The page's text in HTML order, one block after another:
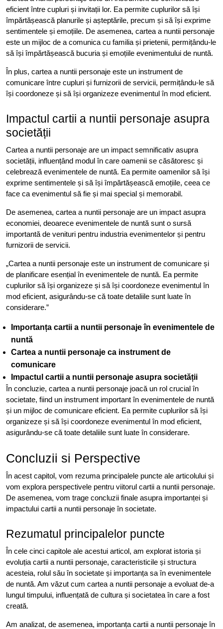
eficient între cupluri și invitații lor. Ea permite cuplurilor să își
împărtășească planurile și așteptările, precum și să își exprime
sentimentele și emoțiile. De asemenea, cartea a nuntii personaje
este un mijloc de a comunica cu familia și prietenii, permițându-le
să își împărtășească bucuria și emoțiile evenimentului de nuntă.
În plus, cartea a nuntii personaje este un instrument de
comunicare între cupluri și furnizorii de servicii, permițându-le să
își coordoneze și să își organizeze evenimentul în mod eficient.
Impactul cartii a nuntii personaje asupra
societății
Cartea a nuntii personaje are un impact semnificativ asupra
societății, influențând modul în care oamenii se căsătoresc și
celebrează evenimentele de nuntă. Ea permite oamenilor să își
exprime sentimentele și să își împărtășească emoțiile, ceea ce
face ca evenimentul să fie și mai special și memorabil.
De asemenea, cartea a nuntii personaje are un impact asupra
economiei, deoarece evenimentele de nuntă sunt o sursă
importantă de venituri pentru industria evenimentelor și pentru
furnizorii de servicii.
„Cartea a nuntii personaje este un instrument de comunicare și
de planificare esențial în evenimentele de nuntă. Ea permite
cuplurilor să își organizeze și să își coordoneze evenimentul în
mod eficient, asigurându-se că toate detaliile sunt luate în
considerare.”
Importanța cartii a nuntii personaje în evenimentele de
nuntă
Cartea a nuntii personaje ca instrument de
comunicare
Impactul cartii a nuntii personaje asupra societății
În concluzie, cartea a nuntii personaje joacă un rol crucial în
societate, fiind un instrument important în evenimentele de nuntă
și un mijloc de comunicare eficient. Ea permite cuplurilor să își
organizeze și să își coordoneze evenimentul în mod eficient,
asigurându-se că toate detaliile sunt luate în considerare.
Concluzii si Perspective
În acest capitol, vom rezuma principalele puncte ale articolului și
vom explora perspectivele pentru viitorul cartii a nuntii personaje.
De asemenea, vom trage concluzii finale asupra importanței și
impactului cartii a nuntii personaje în societate.
Rezumatul principalelor puncte
În cele cinci capitole ale acestui articol, am explorat istoria și
evoluția cartii a nuntii personaje, caracteristicile și structura
acesteia, rolul său în societate și importanța sa în evenimentele
de nuntă. Am văzut cum cartea a nuntii personaje a evoluat de-a
lungul timpului, influențată de cultura și societatea în care a fost
creată.
Am analizat, de asemenea, importanța cartii a nuntii personaje în